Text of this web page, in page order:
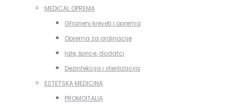
MEDICAL OPREMA
Gharieni kreveti i oprema
Oprema za ordinacije
Igle, šprice, dodatci
Dezinfekcija i sterilizacija
ESTETSKA MEDICINA
PROMOITALIA